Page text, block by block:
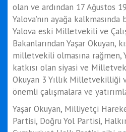
olan ve ardından 17 Ağustos
Yalova’nın ayağa
Yalova eski Milletvekili ve
Bakanlarından Yaşar Okuyan,
milletvekili olmasına rağmen,
katkısı olan siyasi ve
Okuyan 3 Yıllık Milletvekilliği
önemli çalışmalara ve
Yaşar Okuyan, Milliyetçi
Partisi, Doğru Yol Partisi,